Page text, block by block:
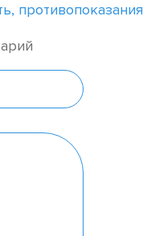
противопоказания